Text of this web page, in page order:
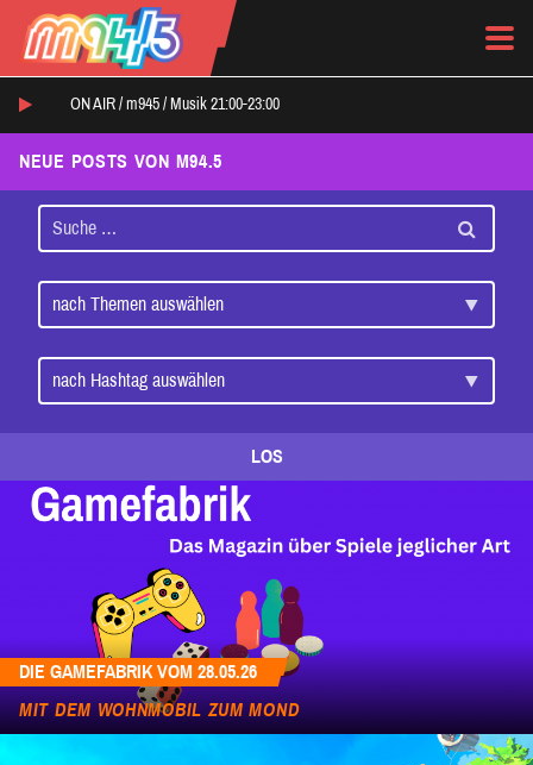
ON AIR / m945 / Musik 21:00-23:00
NEUE POSTS VON M94.5
LOS
DIE GAMEFABRIK VOM 28.05.26
MIT DEM WOHNMOBIL ZUM MOND